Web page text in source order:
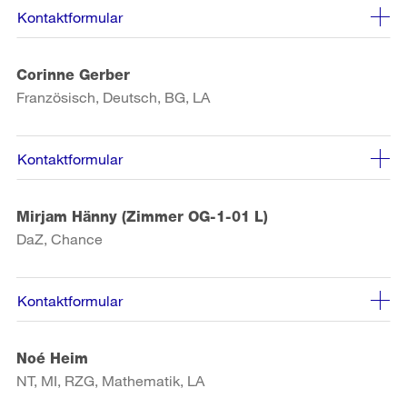
Kontaktformular
Corinne Gerber
Französisch, Deutsch, BG, LA
Kontaktformular
Mirjam Hänny (Zimmer OG-1-01 L)
DaZ, Chance
Kontaktformular
Noé Heim
NT, MI, RZG, Mathematik, LA